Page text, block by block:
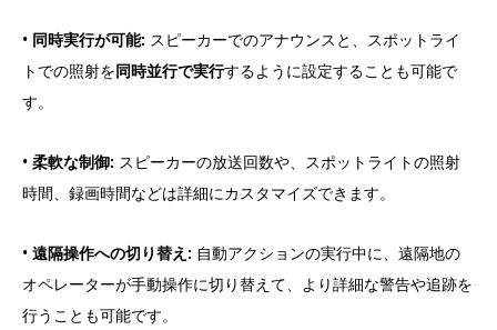
• 同時実行が可能: スピーカーでのアナウンスと、スポットライ
トでの照射を同時並行で実行するように設定することも可能で
す。
• 柔軟な制御: スピーカーの放送回数や、スポットライトの照射
時間、録画時間などは詳細にカスタマイズできます。
• 遠隔操作への切り替え: 自動アクションの実行中に、遠隔地の
オペレーターが手動操作に切り替えて、より詳細な警告や追跡を
行うことも可能です。